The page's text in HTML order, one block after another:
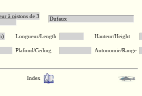
à pistons de 3
Dufaux
Longueur/Length Hauteur/Height
Plafond/Ceiling Autonomie/Range
Index